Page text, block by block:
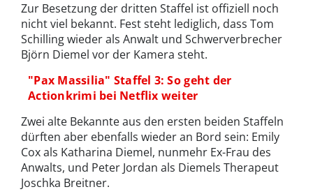
Zur Besetzung der dritten Staffel ist offiziell noch
nicht viel bekannt. Fest steht lediglich, dass Tom
Schilling wieder als Anwalt und Schwerverbrecher
Björn Diemel vor der Kamera steht.
"Pax Massilia" Staffel 3: So geht der
Actionkrimi bei Netflix weiter
Zwei alte Bekannte aus den ersten beiden Staffeln
dürften aber ebenfalls wieder an Bord sein: Emily
Cox als Katharina Diemel, nunmehr Ex-Frau des
Anwalts, und Peter Jordan als Diemels Therapeut
Joschka Breitner.